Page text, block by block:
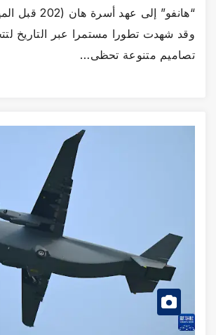
وقد شهدت تطورا مستمرا عبر التاريخ
تصاميم متنوعة تحظى…